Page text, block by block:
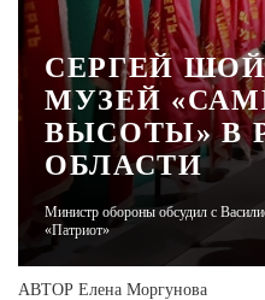
СЕРГЕЙ
МУЗЕЙ
ВЫСОТЫ» В
ОБЛАСТИ
Министр обороны обсудил с
«Патриот»
АВТОР Елена Моргунова